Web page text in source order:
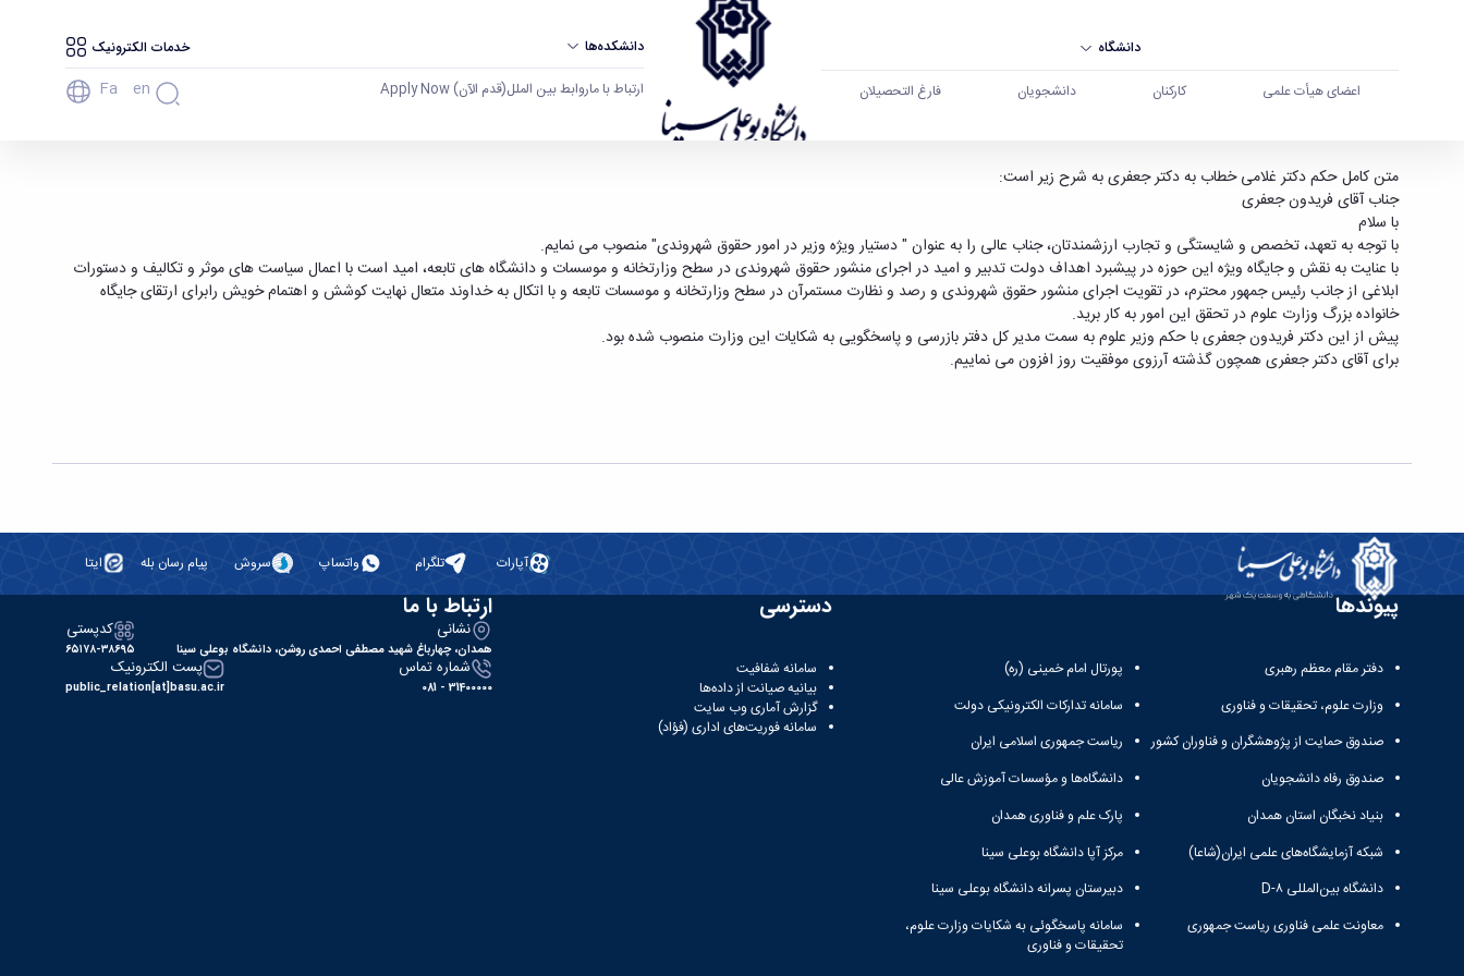
دانشگاه
اعضای هیأت علمی کارکنان دانشجویان فارغ التحصیلان
دانشکده‌ها خدمات الکترونیک
ارتباط با ماروابط بین الملل(قدم الآن) Apply Now Fa En
دکتر فریدون جعفری به عنوان " دستیار ویژه وزیر در امور حقوق شهروندی" منصوب شد - دانشگاه بوعلی سینا همدان
متن کامل حکم دکتر غلامی خطاب به دکتر جعفری به شرح زیر است:
جناب آقای فریدون جعفری
با سلام
با توجه به تعهد، تخصص و شایستگی و تجارب ارزشمندتان، جناب عالی را به عنوان " دستیار ویژه وزیر در امور حقوق شهروندی" منصوب می نمایم.
با عنایت به نقش و جایگاه ویژه این حوزه در پیشبرد اهداف دولت تدبیر و امید در اجرای منشور حقوق شهروندی در سطح وزارتخانه و موسسات و دانشگاه های تابعه، امید است با اعمال سیاست های موثر و تکالیف و دستورات
ابلاغی از جانب رئیس جمهور محترم، در تقویت اجرای منشور حقوق شهروندی و رصد و نظارت مستمرآن در سطح وزارتخانه و موسسات تابعه و با اتکال به خداوند متعال نهایت کوشش و اهتمام خویش رابرای ارتقای جایگاه
خانواده بزرگ وزارت علوم در تحقق این امور به کار برید.
پیش از این دکتر فریدون جعفری با حکم وزیر علوم به سمتمدیر کل دفتر بازرسی و پاسخگویی به شکایات این وزارت منصوب شده بود.
برای آقای دکتر جعفری همچون گذشته آرزوی موفقیت روز افزون می نماییم.
آپارات تلگرام واتساپ سروش پیام رسان بله ایتا
پیوندها
دفتر مقام معظم رهبری
وزارت علوم، تحقیقات و فناوری
صندوق حمایت از پژوهشگران و فناوران کشور
صندوق رفاه دانشجویان
بنیاد نخبگان استان همدان
شبکه آزمایشگاه‌های علمی ایران(شاعا)
دانشگاه بین‌المللی D-۸
معاونت علمی فناوری ریاست جمهوری
پورتال امام خمینی (ره)
سامانه تدارکات الکترونیکی دولت
ریاست جمهوری اسلامی ایران
دانشگاه‌ها و مؤسسات آموزش عالی
پارک علم و فناوری همدان
مرکز آپا دانشگاه بوعلی سینا
دبیرستان پسرانه دانشگاه بوعلی سینا
سامانه پاسخگوئی به شکایات وزارت علوم،
تحقیقات و فناوری
دسترسی
سامانه شفافیت
بیانیه صیانت از داده‌ها
گزارش آماری وب‌ سایت
سامانه فوریت‌های اداری (فؤاد)
ارتباط با ما
نشانی
همدان، چهارباغ شهید مصطفی احمدی روشن، دانشگاه بوعلی سینا
کدپستی
۶۵۱۷۸-۳۸۶۹۵
شماره تماس
31400000 - 081
پست الکترونیک
public_relation[at]basu.ac.ir